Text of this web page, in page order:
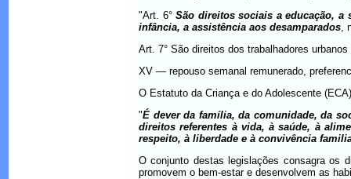
"Art. 6°São direitos sociais a educação, a
infância, a assistência aos desamparados,
Art. 7° São direitos dos trabalhadores
XV — repouso semanal remunerado,
O Estatuto da Criança e do Adolescente
"É dever da família, da comunidade, da
direitos referentes à vida, à saúde, à
respeito, à liberdade e à convivência
O conjunto destas legislações consagra os
promovem o bem-estar e desenvolvem as